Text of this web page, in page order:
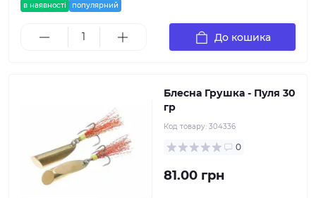
в наявності популярний
До кошика
Блесна Грушка - Пуля 30
гр
Код товару: 304336
0
81.00 грн